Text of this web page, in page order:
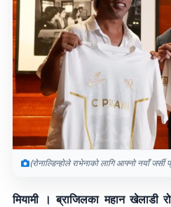
(रोनाल्डिन्होले राभेनाको लागि आफ्नो नयाँ
मियामी । ब्राजिलका महान खेलाडी